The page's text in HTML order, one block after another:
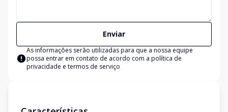
Enviar
As informações serão utilizadas para que a nossa equipe
possa entrar em contato de acordo com a política de
privacidade e termos de serviço